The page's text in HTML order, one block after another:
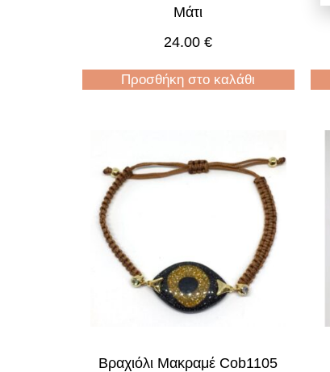
Μάτι
24.00€
Προσθήκη στο καλάθι
Βραχιόλι Μακραμέ Cob1105